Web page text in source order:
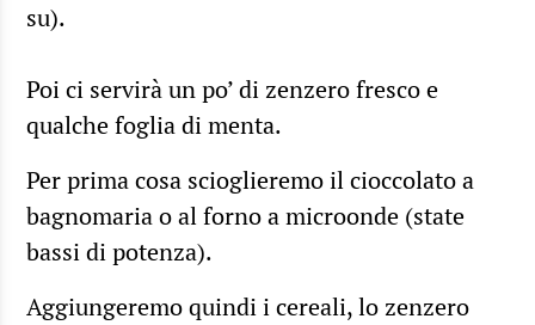
su).
Poi ci servirà un po’ di zenzero fresco e
qualche foglia di menta.
Per prima cosa scioglieremo il cioccolato a
bagnomaria o al forno a microonde (state
bassi di potenza).
Aggiungeremo quindi i cereali, lo zenzero